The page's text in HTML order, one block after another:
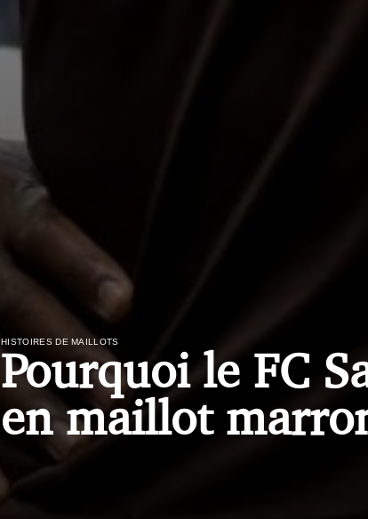
HISTOIRES DE MAILLOTS
Pourquoi le FC
en maillot